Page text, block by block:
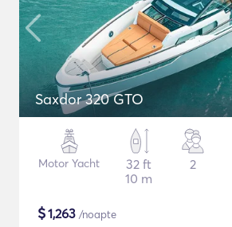
Saxdor 320 GTO
Motor Yacht
32 ft
10 m
2
$1,263 /noapte